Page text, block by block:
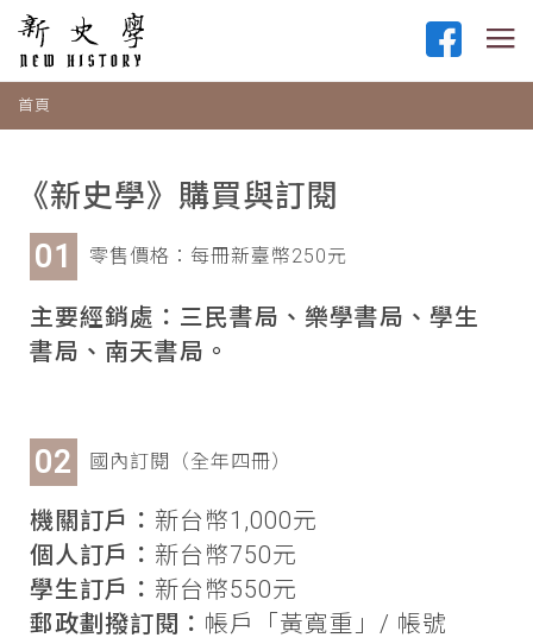
首頁
《新史學》購買與訂閱
零售價格：每冊新臺幣250元
主要經銷處：三民書局、樂學書局、學生
書局、南天書局。
國內訂閱（全年四冊）
機關訂戶： 新台幣1,000元
個人訂戶： 新台幣750元
學生訂戶： 新台幣550元
郵政劃撥訂閱： 帳戶「黃寬重」/ 帳號